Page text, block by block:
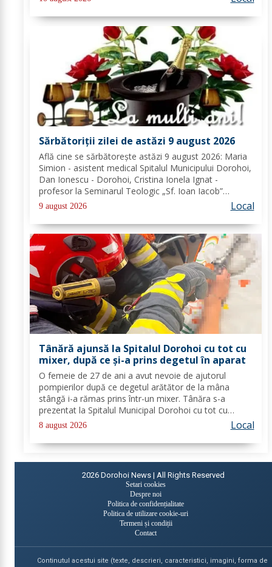
Dorohoi, Beatrice Tiron - profesor Seminarul
Teologic...
Sărbătoriții zilei de astăzi 9 august 2026
Află cine se sărbătoreşte astăzi 9 august 2026: Maria
Simion - asistent medical Spitalul Municipului Dorohoi,
Dan Ionescu - Dorohoi, Cristina Ionela Ignat -
profesor la Seminarul Teologic „Sf. Ioan Iacob”
Dorohoi, Ana-Maria Ojog - profesor- consilier
educativ Școala Gimnazială Nr. 1 Dumeni, Mihai...
9 august 2026 Local
Tânără ajunsă la Spitalul Dorohoi cu tot cu
mixer, după ce și-a prins degetul în aparat
O femeie de 27 de ani a avut nevoie de ajutorul
pompierilor după ce degetul arătător de la mâna
stângă i-a rămas prins într-un mixer. Tânăra s-a
prezentat la Spitalul Municipal Dorohoi cu tot cu
aparatul electrocasnic, iar medicii au solicitat
intervenția salvatorilor. Pompierii din cadrul...
8 august 2026 Local
2026 Dorohoi News | All Rights Reserved
Setari cookies
Despre noi
Politica de confidențialitate
Politica de utilizare cookie-uri
Termeni și condiții
Contact
Continutul acestui site (texte, descrieri, caracteristici, imagini, forma de